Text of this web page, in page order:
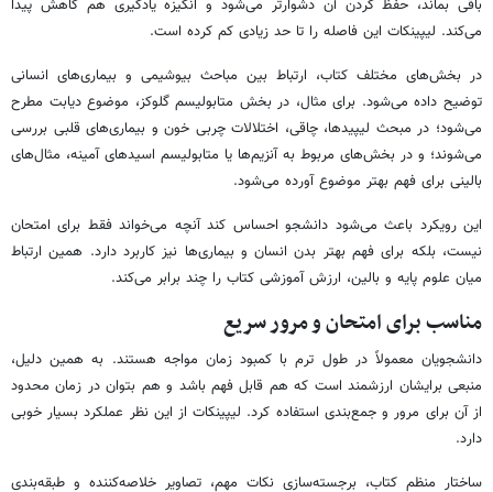
باقی بماند، حفظ کردن آن دشوارتر می‌شود و انگیزه یادگیری هم کاهش پیدا
می‌کند. لیپینکات این فاصله را تا حد زیادی کم کرده است.
در بخش‌های مختلف کتاب، ارتباط بین مباحث بیوشیمی و بیماری‌های انسانی
توضیح داده می‌شود. برای مثال، در بخش متابولیسم گلوکز، موضوع دیابت مطرح
می‌شود؛ در مبحث لیپیدها، چاقی، اختلالات چربی خون و بیماری‌های قلبی بررسی
می‌شوند؛ و در بخش‌های مربوط به آنزیم‌ها یا متابولیسم اسیدهای آمینه، مثال‌های
بالینی برای فهم بهتر موضوع آورده می‌شود.
این رویکرد باعث می‌شود دانشجو احساس کند آنچه می‌خواند فقط برای امتحان
نیست، بلکه برای فهم بهتر بدن انسان و بیماری‌ها نیز کاربرد دارد. همین ارتباط
میان علوم پایه و بالین، ارزش آموزشی کتاب را چند برابر می‌کند.
مناسب برای امتحان و مرور سریع
دانشجویان معمولاً در طول ترم با کمبود زمان مواجه هستند. به همین دلیل،
منبعی برایشان ارزشمند است که هم قابل فهم باشد و هم بتوان در زمان محدود
از آن برای مرور و جمع‌بندی استفاده کرد. لیپینکات از این نظر عملکرد بسیار خوبی
دارد.
ساختار منظم کتاب، برجسته‌سازی نکات مهم، تصاویر خلاصه‌کننده و طبقه‌بندی